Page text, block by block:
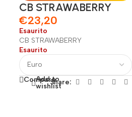
CB STRAWABERRY
€23,20
Esaurito
CB STRAWABERRY
Esaurito
Compare
Add to
wishlistShare: